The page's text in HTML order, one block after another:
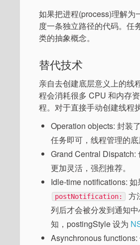
如果把进程(process)理解为
度一条独立路径的代码。任
类的抽象概念。
替代技术
亲自去创建底层意义上的线
程会消耗很多 CPU 和内存
程。对于直接手动创建线程
Operation objects: 封装
任务即可，线程管理的底
Grand Central Dispatch:
更加灵活，强烈推荐。
Idle-time notifications:
postNotification:
方
列后才会被分发到通知
知，postingStyle 设为
Asynchronous